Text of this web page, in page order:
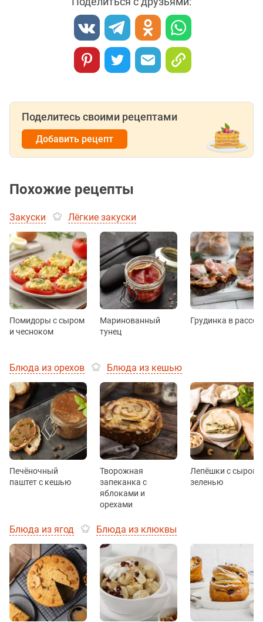
Поделитесь своими рецептами
Добавить рецепт
Похожие рецепты
Закуски Лёгкие закуски
Помидоры с сыром
и чесноком
Маринованный
тунец
Грудинка в
Блюда из орехов Блюда из кешью
Печёночный
паштет с кешью
Творожная
запеканка с
яблоками и
орехами
Лепёшки с сыром
зеленью
Блюда из ягод Блюда из клюквы